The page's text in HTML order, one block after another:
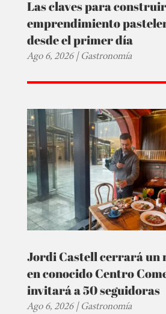
Las claves para
emprendimiento
desde el primer día
Ago 6, 2026|Gastronomía
Jordi Castell cerrará un
en conocido Centro
invitará a 50 seguidoras
Ago 6, 2026|Gastronomía